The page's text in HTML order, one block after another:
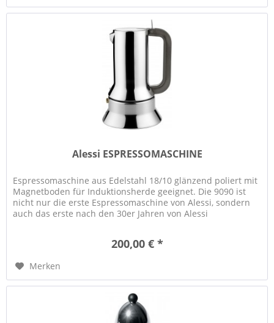
Alessi ESPRESSOMASCHINE
Espressomaschine aus Edelstahl 18/10 glänzend poliert mit
Magnetboden für Induktionsherde geeignet. Die 9090 ist
nicht nur die erste Espressomaschine von Alessi, sondern
auch das erste nach den 30er Jahren von Alessi
200,00 € *
Merken